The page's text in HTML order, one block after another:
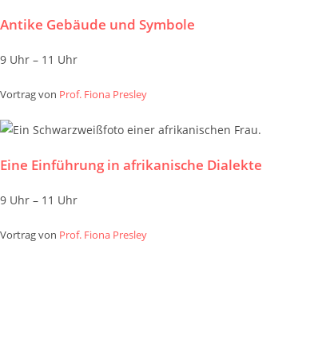
Antike Gebäude und Symbole
9 Uhr – 11 Uhr
Vortrag von Prof. Fiona Presley
Eine Einführung in afrikanische Dialekte
9 Uhr – 11 Uhr
Vortrag von Prof. Fiona Presley